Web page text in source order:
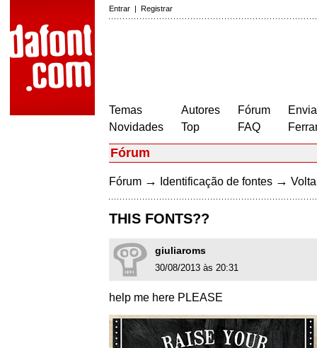
Entrar | Registrar
Temas
Novidades
Autores
Top
Fórum
FAQ
Fórum
Fórum → Identificação de fontes →
THIS FONTS??
giuliaroms
30/08/2013 às 20:31
help me here PLEASE